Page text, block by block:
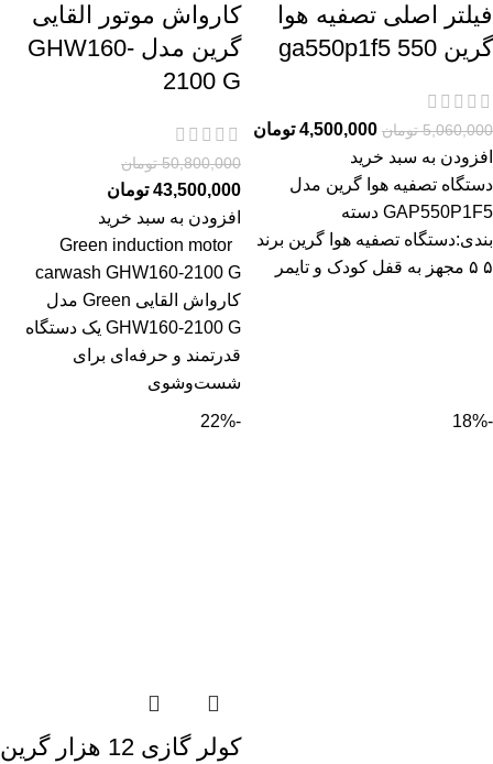
فیلتر اصلی تصفیه هوا
گرین 550 ga550p1f5
5,060,000 تومان 4,500,000 تومان
افزودن به سبد خرید
دستگاه تصفیه هوا گرین مدل
GAP550P1F5 دسته
بندی:دستگاه تصفیه هوا گرین برند
۵ ۵ مجهز به قفل کودک و تایمر
کارواش موتور القایی
گرین مدل GHW160-
2100 G
50,800,000 تومان
43,500,000 تومان
افزودن به سبد خرید
Green induction motor
carwash GHW160-2100 G
کارواش القایی Green مدل
GHW160-2100 G یک دستگاه
قدرتمند و حرفه‌ای برای
شست‌وشوی
-18%
-22%
کولر گازی 12 هزار گرین